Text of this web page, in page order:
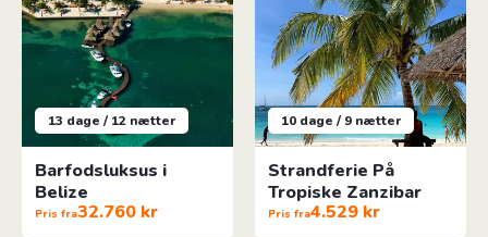
13 dage / 12 nætter
Barfodsluksus i
Belize
Pris fra32.760 kr
10 dage / 9 nætter
Strandferie På
Tropiske Zanzibar
Pris fra4.529 kr